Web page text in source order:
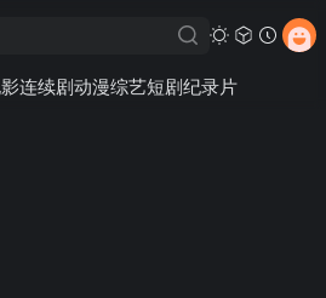
连续剧动漫综艺短剧纪录片